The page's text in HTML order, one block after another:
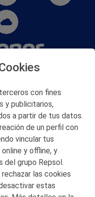
S.A.
con fines
y publicitarios,
a partir de tus datos.
de un perfil con
vincular tus
y offline, y
del grupo Repsol.
las cookies
estas